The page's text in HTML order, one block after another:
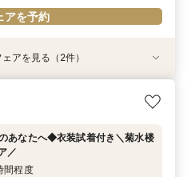
アを予約
験】15大特典＆目の前仕上げの
ア
10:00〜
16:00〜
90分フェア★》一旦情報収集の
け
10:00〜
16:00〜
アを見る（2件）
あなたへ◆衣装試着付き＼菊水楼
／
間程度